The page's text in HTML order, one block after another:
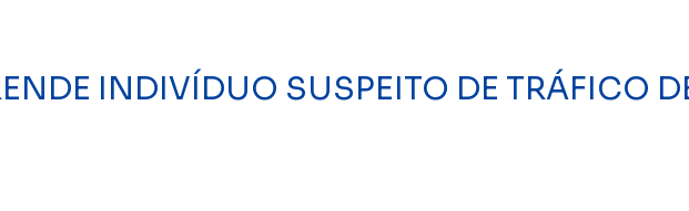
INDIVÍDUO SUSPEITO DE TRÁFICO